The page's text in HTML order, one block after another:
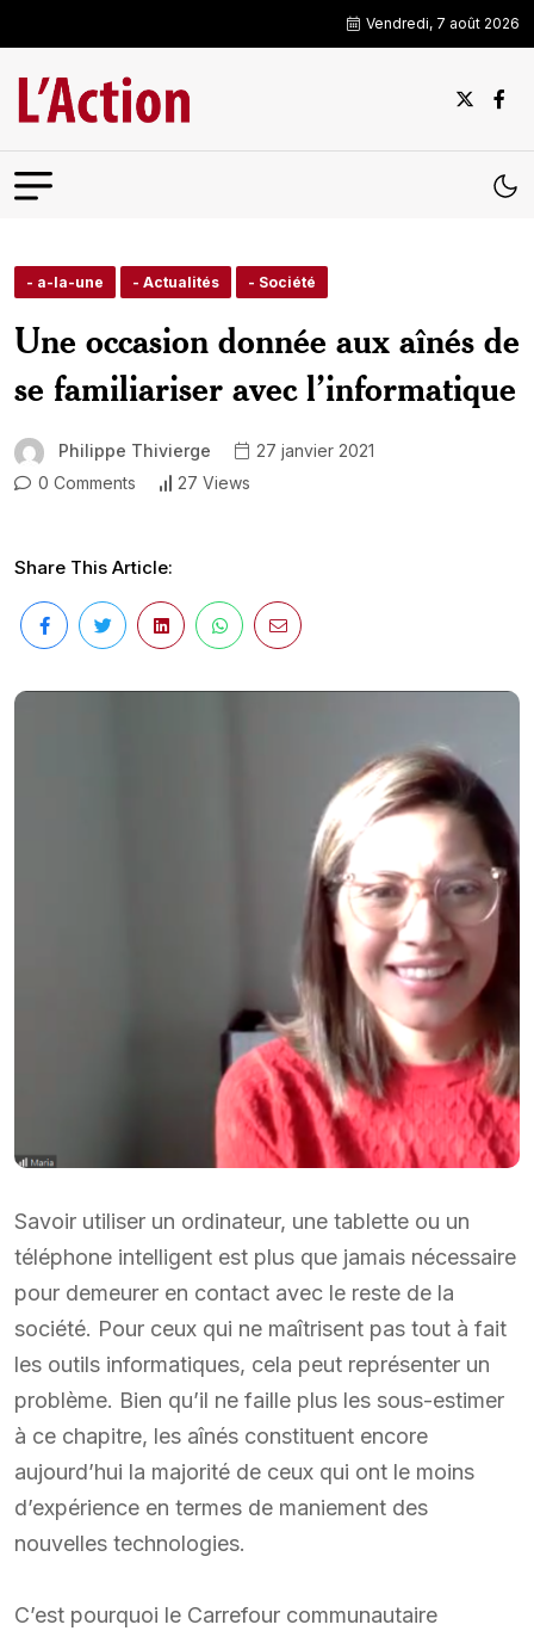
Vendredi, 7 août 2026
- a-la-une - Actualités - Société
Une occasion donnée aux aînés de
se familiariser avec l’informatique
Philippe Thivierge
27 janvier 2021
0 Comments
27 Views
Share This Article:
Savoir utiliser un ordinateur, une tablette ou un
téléphone intelligent est plus que jamais nécessaire
pour demeurer en contact avec le reste de la
société. Pour ceux qui ne maîtrisent pas tout à fait
les outils informatiques, cela peut représenter un
problème. Bien qu’il ne faille plus les sous-estimer
à ce chapitre, les aînés constituent encore
aujourd’hui la majorité de ceux qui ont le moins
d’expérience en termes de maniement des
nouvelles technologies.
C’est pourquoi le Carrefour communautaire